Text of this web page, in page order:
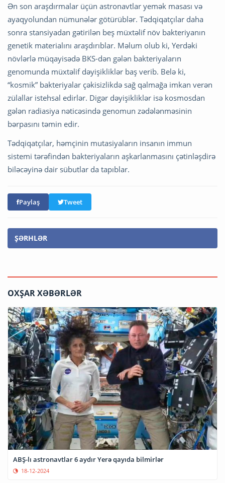
Ən son araşdırmalar üçün astronavtlar yemək masası və
ayaqyolundan nümunələr götürüblər. Tədqiqatçılar daha
sonra stansiyadan gətirilən beş müxtəlif növ bakteriyanın
genetik materialını araşdırıblar. Məlum olub ki, Yerdəki
növlərlə müqayisədə BKS-dən gələn bakteriyaların
genomunda müxtəlif dəyişikliklər baş verib. Belə ki,
“kosmik” bakteriyalar çəkisizlikdə sağ qalmağa imkan verən
zülallar istehsal edirlər. Digər dəyişikliklər isə kosmosdan
gələn radiasiya nəticəsində genomun zədələnməsinin
bərpasını təmin edir.
Tədqiqatçılar, həmçinin mutasiyaların insanın immun
sistemi tərəfindən bakteriyaların aşkarlanmasını çətinləşdirə
biləcəyinə dair sübutlar da tapıblar.
Paylaş Tweet
ŞƏRHLƏR
OXŞAR XƏBƏRLƏR
ABŞ-lı astronavtlar 6 aydır Yerə qayıda bilmirlər
18-12-2024